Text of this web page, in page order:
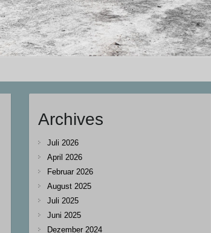
Archives
Juli 2026
April 2026
Februar 2026
August 2025
Juli 2025
Juni 2025
Dezember 2024